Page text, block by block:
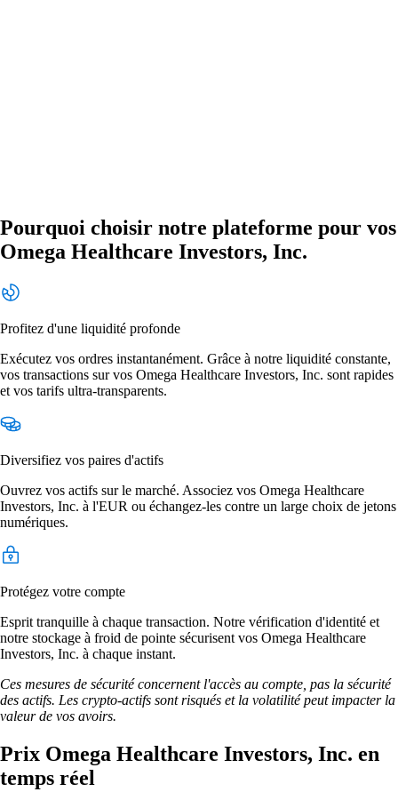
Pourquoi choisir notre plateforme pour vos
Omega Healthcare Investors, Inc.
Profitez d'une liquidité profonde
Exécutez vos ordres instantanément. Grâce à notre liquidité constante,
vos transactions sur vos Omega Healthcare Investors, Inc. sont rapides
et vos tarifs ultra-transparents.
Diversifiez vos paires d'actifs
Ouvrez vos actifs sur le marché. Associez vos Omega Healthcare
Investors, Inc. à l'EUR ou échangez-les contre un large choix de jetons
numériques.
Protégez votre compte
Esprit tranquille à chaque transaction. Notre vérification d'identité et
notre stockage à froid de pointe sécurisent vos Omega Healthcare
Investors, Inc. à chaque instant.
Ces mesures de sécurité concernent l'accès au compte, pas la sécurité
des actifs. Les crypto-actifs sont risqués et la volatilité peut impacter la
valeur de vos avoirs.
Prix Omega Healthcare Investors, Inc. en
temps réel